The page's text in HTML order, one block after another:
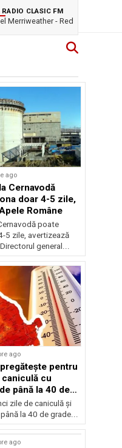
RADIO CLASIC FM
Merriweather - Red
ago
Cernavodă
doar 4-5 zile,
Române
poate
5 zile, avertizează
general...
ago
pentru
cu
până la 40 de
zile de caniculă și
la 40 de grade...
ago